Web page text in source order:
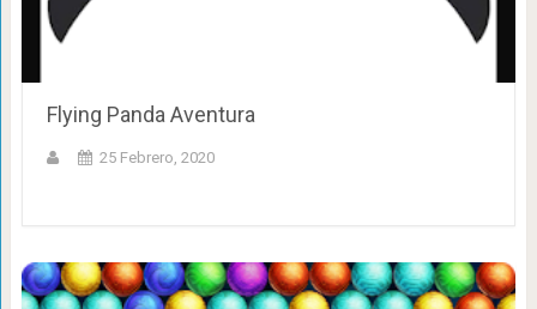
Flying Panda Aventura
25 Febrero, 2020